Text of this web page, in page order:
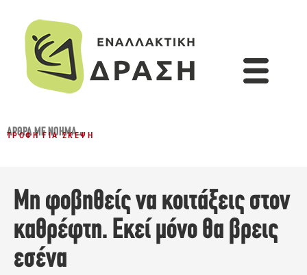
ΆΡΘΡΑ ΜΕ ΝΌΗΜΑ...
ΤΡΟΦΉ ΓΙΑ ΣΚΈΨΗ
Μη φοβηθείς να κοιτάξεις στον
καθρέφτη. Εκεί μόνο θα βρεις
εσένα